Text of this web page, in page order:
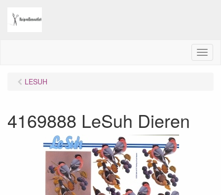
M
e
LESUH
4169888 LeSuh Dieren